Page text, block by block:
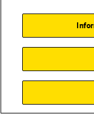
Stødig
AF-hastighet
stilles inn
fatning fra